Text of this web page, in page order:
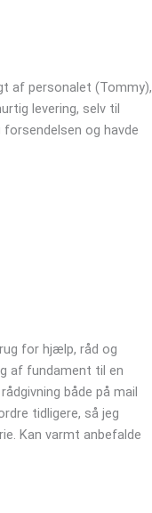
af personalet (Tommy),
levering, selv til
og havde
for hjælp, råd og
af fundament til en
både på mail
tidligere, så jeg
Kan varmt anbefalde